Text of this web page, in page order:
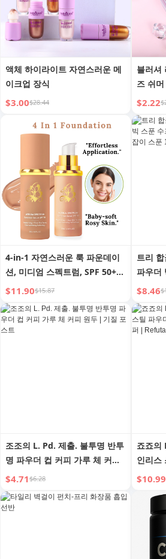
액체 하이라이트 자연스러운 메
이크업 장식
$3.00$28.44
블러셔
즈 쉬머
$2.22
4-in-1 자연스러운 룩 파운데이
션, 미디엄 스펙트럼, SPF 50+
파운데이션 선크림 - 풀 커버리
지 파운데이션 방수 컨실러
$11.90$15.87
트리
파우더
뜨거운
용
$8.46
조조의 L. Pd. 제출. 불투명 반투
명 파우더 컵 커피 가루 체 커피
원두 | 기질 포스트
$4.71$6.28
죠죠의
인리스
커피
$10.99